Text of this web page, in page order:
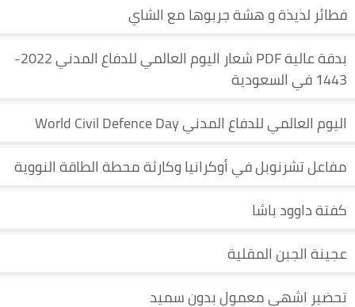
فطائر لذيذة و هشة جربوها مع الشاي
بدقة عالية PDF شعار اليوم العالمي للدفاع المدني 2022-
1443 في السعودية
اليوم العالمي للدفاع المدني World Civil Defence Day
مفاعل تشرنوبل في أوكرانيا وكارثة محطة الطاقة النووية
كفتة داوود باشا
عجينة الجبن المقلية
تحضير اشهى معمول بدون سميد